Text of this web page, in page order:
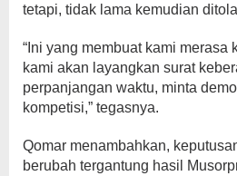
tetapi, tidak lama kemudian
“Ini yang membuat kami merasa
kami akan layangkan surat
perpanjangan waktu, minta
kompetisi,” tegasnya.
Qomar menambahkan,
berubah tergantung hasil